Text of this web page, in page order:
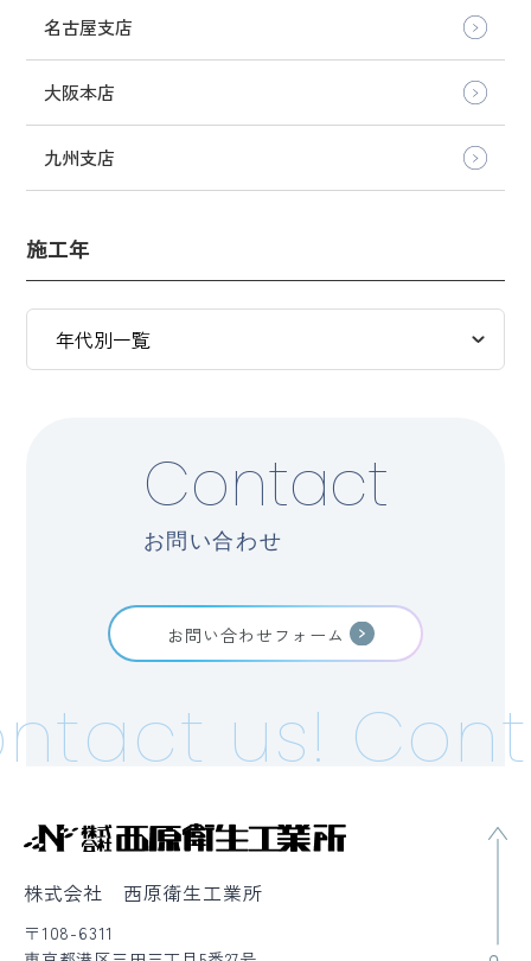
名古屋支店
大阪本店
九州支店
施工年
Contact
お問い合わせ
お問い合わせフォーム
us!
株式会社 西原衛生工業所
〒108-6311